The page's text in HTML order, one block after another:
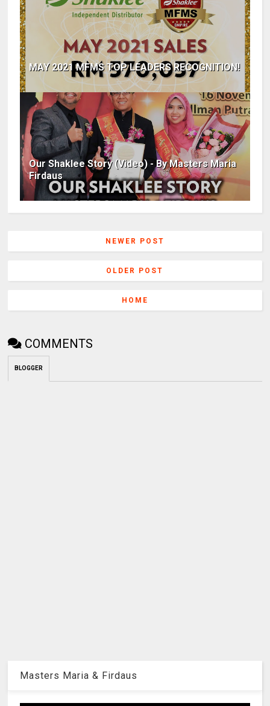
MAY 2021 MFMS TOP LEADERS RECOGNITION!
Our Shaklee Story (Video) - By Masters Maria
Firdaus
NEWER POST
OLDER POST
HOME
COMMENTS
BLOGGER
Masters Maria & Firdaus